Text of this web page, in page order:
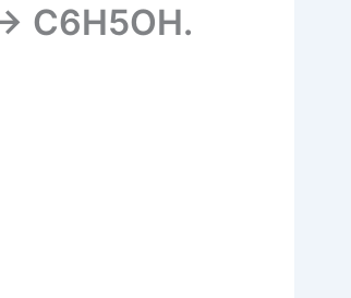
C6H5OH.